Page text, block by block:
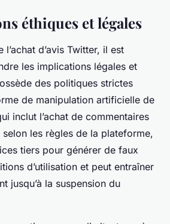
éthiques et légales
l’achat d’avis Twitter, il est
les implications légales et
des politiques strictes
de manipulation artificielle de
inclut l’achat de commentaires
selon les règles de la plateforme,
tiers pour générer de faux
d’utilisation et peut entraîner
jusqu’à la suspension du